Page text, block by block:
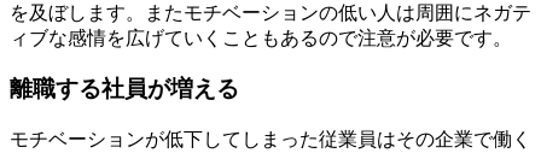
を及ぼします。またモチベーションの低い人は周囲にネガテ
ィブな感情を広げていくこともあるので注意が必要です。
離職する社員が増える
モチベーションが低下してしまった従業員はその企業で働く